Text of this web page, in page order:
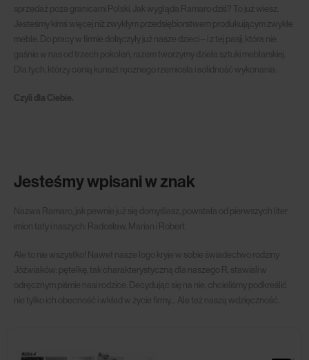
sprzedaż poza granicami Polski. Jak wygląda Ramaro dziś? To już wiesz.
Jesteśmy kimś więcej niż zwykłym przedsiębiorstwem produkującym zwykłe
meble. Do pracy w firmie dołączyły już nasze dzieci – i z tej pasji, która nie
gaśnie w nas od trzech pokoleń, razem tworzymy dzieła sztuki meblarskiej.
Dla tych, którzy cenią kunszt ręcznego rzemiosła i solidność wykonania.
Czyli dla Ciebie.
Jesteśmy wpisani w znak
Nazwa Ramaro, jak pewnie już się domyślasz, powstała od pierwszych liter
imion taty i naszych: Radosław, Marian i Robert.
Ale to nie wszystko! Nawet nasze logo kryje w sobie świadectwo rodziny
Jóźwiaków: pętelkę, tak charakterystyczną dla naszego R, stawiali w
odręcznym piśmie nasi rodzice. Decydując się na nie, chcieliśmy podkreślić
nie tylko ich obecność i wkład w życie firmy… Ale też naszą wdzięczność.